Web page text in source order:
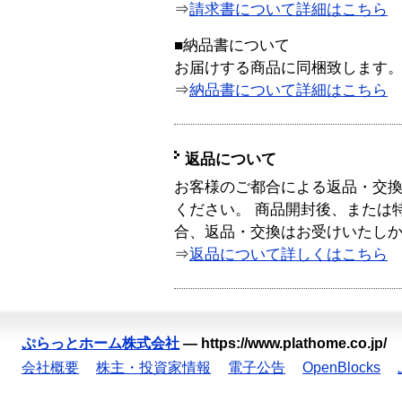
⇒請求書について詳細はこちら
■納品書について
お届けする商品に同梱致します。
⇒納品書について詳細はこちら
返品について
お客様のご都合による返品・交
ください。 商品開封後、または
合、返品・交換はお受けいたし
⇒返品について詳しくはこちら
ぷらっとホーム株式会社 — https://www.plathome.co.jp/
会社概要
株主・投資家情報 電子公告 OpenBlocks